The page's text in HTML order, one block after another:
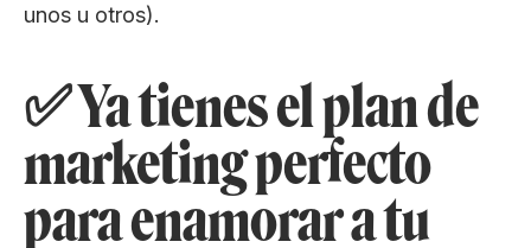
unos u otros).
✅ Ya tienes el plan de
marketing perfecto
para enamorar a tu